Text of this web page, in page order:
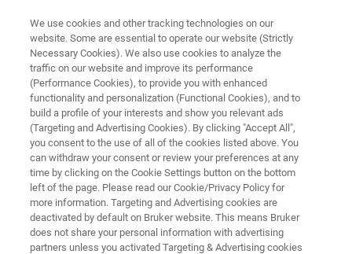
原子間力顕微鏡
Dimension FastScan
スタンダードモデル 高速・高分解能AFM
We use cookies and other tracking technologies on our
website. Some are essential to operate our website (Strictly
Necessary Cookies). We also use cookies to analyze the
traffic on our website and improve its performance
(Performance Cookies), to provide you with enhanced
functionality and personalization (Functional Cookies), and to
build a profile of your interests and show you relevant ads
(Targeting and Advertising Cookies). By clicking "Accept All",
you consent to the use of all of the cookies listed above. You
can withdraw your consent or review your preferences at any
time by clicking on the Cookie Settings button on the bottom
left of the page. Please read our Cookie/Privacy Policy for
more information. Targeting and Advertising cookies are
deactivated by default on Bruker website. This means Bruker
does not share your personal information with advertising
partners unless you activated Targeting & Advertising cookies